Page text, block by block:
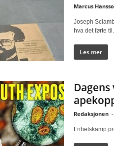
Marcus
Joseph
hva det førte til.
Les mer
Redaksjonen -
Frihetskamp